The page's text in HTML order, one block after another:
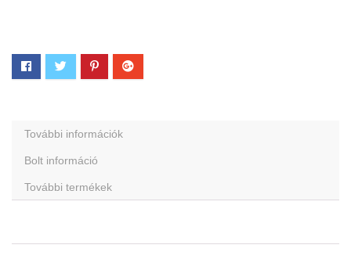
További információk
Bolt információ
További termékek